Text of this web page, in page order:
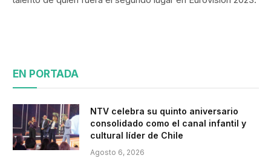
EN PORTADA
NTV celebra su quinto aniversario
consolidado como el canal infantil y
cultural líder de Chile
Agosto 6, 2026